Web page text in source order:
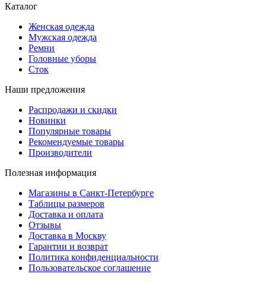
Каталог
Женская одежда
Мужская одежда
Ремни
Головные уборы
Сток
Наши предложения
Распродажи и скидки
Новинки
Популярные товары
Рекомендуемые товары
Производители
Полезная информация
Магазины в Санкт-Петербурге
Таблицы размеров
Доставка и оплата
Отзывы
Доставка в Москву
Гарантии и возврат
Политика конфиденциальности
Пользовательское соглашение